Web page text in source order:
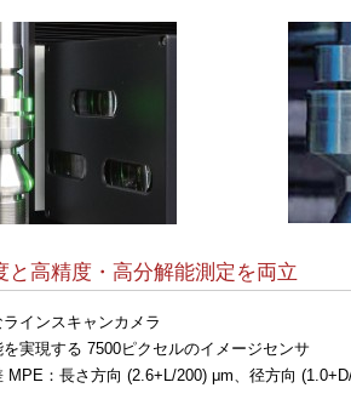
と高精度・高分解能測定を両立
インスキャンカメラ
実現する 7500ピクセルのイメージセンサ
MPE：長さ方向 (2.6+L/200) μm、径方向